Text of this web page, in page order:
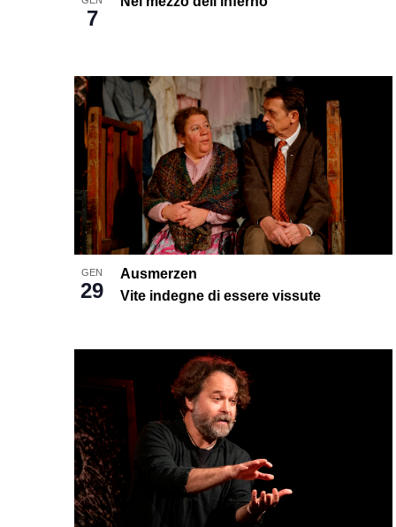
7
GEN
29
Ausmerzen
Vite indegne di essere vissute